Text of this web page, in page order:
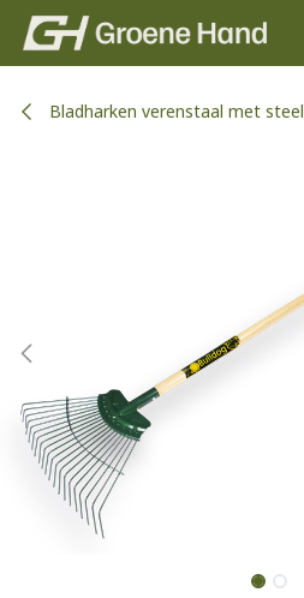
Overslaan naar inhoud
Bladharken verenstaal met steel